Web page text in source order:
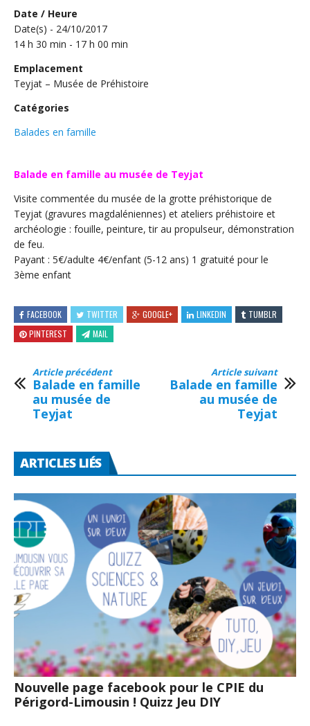
Date / Heure
Date(s) - 24/10/2017
14 h 30 min - 17 h 00 min
Emplacement
Teyjat – Musée de Préhistoire
Catégories
Balades en famille
Balade en famille au musée de Teyjat
Visite commentée du musée de la grotte préhistorique de
Teyjat (gravures magdaléniennes) et ateliers préhistoire et
archéologie : fouille, peinture, tir au propulseur, démonstration
de feu.
Payant : 5€/adulte 4€/enfant (5-12 ans) 1 gratuité pour le
3ème enfant
FACEBOOK TWITTER GOOGLE+ LINKEDIN
TUMBLR
PINTEREST
MAIL
Article précédent
Balade en famille
au musée de
Teyjat
Article suivant
Balade en famille
au musée de
Teyjat
ARTICLES LIÉS
Nouvelle page facebook pour le CPIE du
Périgord-Limousin ! Quizz Jeu DIY